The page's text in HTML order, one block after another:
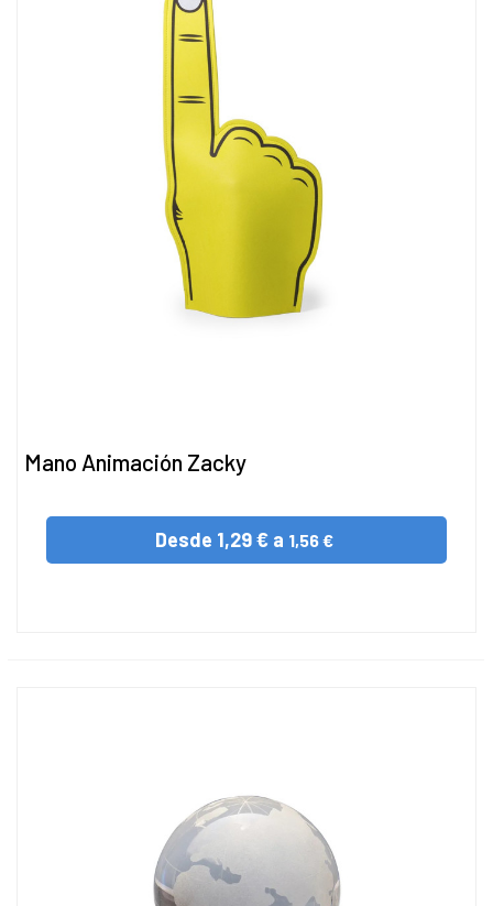
Mano Animación Zacky
Desde 1,29 € a 1,56 €